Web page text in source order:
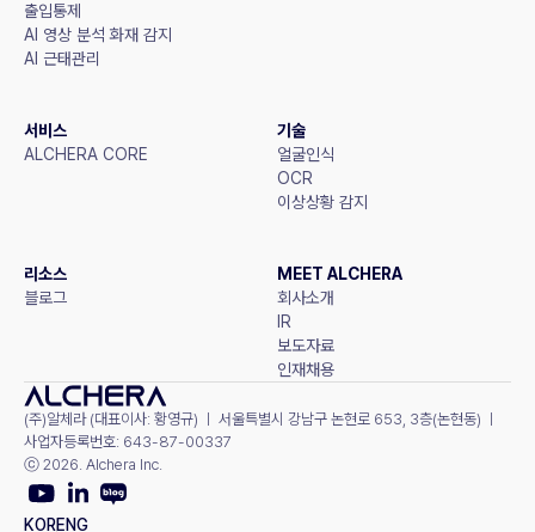
출입통제
AI 영상 분석 화재 감지
AI 근태관리
서비스
ALCHERA CORE
기술
얼굴인식
OCR
이상상황 감지
리소스
블로그
MEET ALCHERA
회사소개
IR
보도자료
인재채용
(주)알체라 (대표이사: 황영규) ㅣ 서울특별시 강남구 논현로 653, 3층(논현동) ㅣ
사업자등록번호: 643-87-00337
ⓒ 2026. Alchera Inc.
KORENG